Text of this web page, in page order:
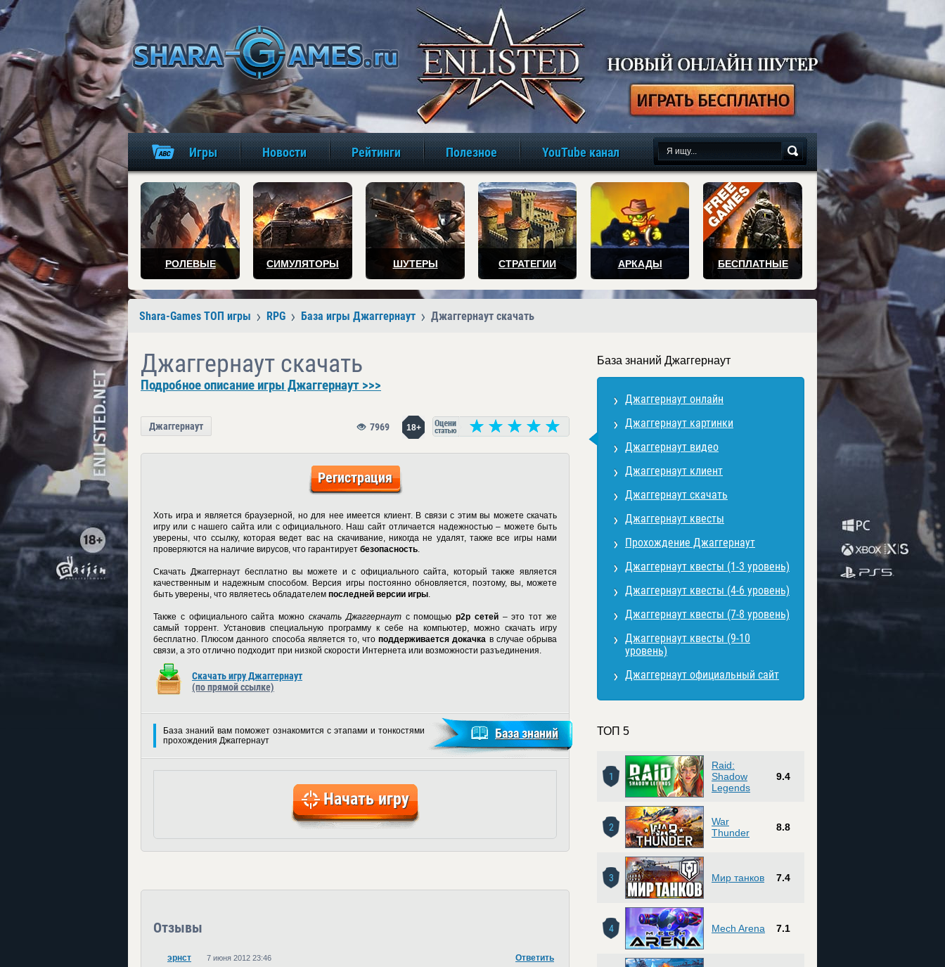
игры онлайн бесплатно
Игры Новости Рейтинги Полезное YouTube канал
РОЛЕВЫЕ СИМУЛЯТОРЫ ШУТЕРЫ СТРАТЕГИИ АРКАДЫ БЕСПЛАТНЫЕ
Shara-Games ТОП игры RPG База игры Джаггернаут Джаггернаут скачать
Джаггернаут скачать
Подробное описание игры Джаггернаут >>>
Джаггернаут 18+
7969
Регистрация
Хоть игра и является браузерной, но для нее имеется клиент. В связи с этим вы можете скачать
игру или с нашего сайта или с официального. Наш сайт отличается надежностью – можете быть
уверены, что ссылку, которая ведет вас на скачивание, никогда не удалят, также все игры нами
проверяются на наличие вирусов, что гарантирует безопасность.
Скачать Джаггернаут бесплатно вы можете и с официального сайта, который также является
качественным и надежным способом. Версия игры постоянно обновляется, поэтому, вы, можете
быть уверены, что являетесь обладателем последней версии игры.
Также с официального сайта можно скачать Джаггернаутс помощьюp2p сетей– это тот же
самый торрент. Установив специальную программу к себе на компьютер, можно скачать игру
бесплатно. Плюсом данного способа является то, чтоподдерживается докачка в случае обрыва
связи, а это отлично подходит при низкой скорости Интернета или возможности разъединения.
Скачать игру Джаггернаут
(по прямой ссылке)
База знаний вам поможет ознакомится с этапами и тонкостями
прохождения Джаггернаут
База знаний
Начать игру
Отзывы
эрнст Ответить
7 июня 2012 23:46
База знаний Джаггернаут
Джаггернаут онлайн
Джаггернаут картинки
Джаггернаут видео
Джаггернаут клиент
Джаггернаут скачать
Джаггернаут квесты
Прохождение Джаггернаут
Джаггернаут квесты (1-3 уровень)
Джаггернаут квесты (4-6 уровень)
Джаггернаут квесты (7-8 уровень)
Джаггернаут квесты (9-10
уровень)
Джаггернаут официальный сайт
ТОП 5
1
Raid:
Shadow
Legends
9.4
2
War
Thunder
8.8
3 Мир танков 7.4
4 Mech Arena 7.1